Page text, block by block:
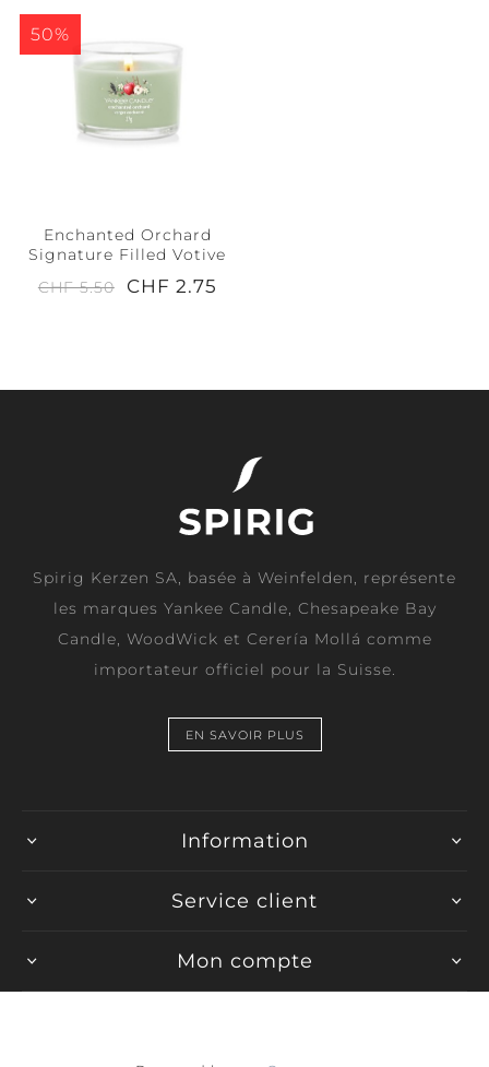
50%
Enchanted Orchard
Signature Filled Votive
CHF 5.50
CHF 2.75
Spirig Kerzen SA, basée à Weinfelden, représente
les marques Yankee Candle, Chesapeake Bay
Candle, WoodWick et Cerería Mollá comme
importateur officiel pour la Suisse.
EN SAVOIR PLUS
Information
Service client
Mon compte